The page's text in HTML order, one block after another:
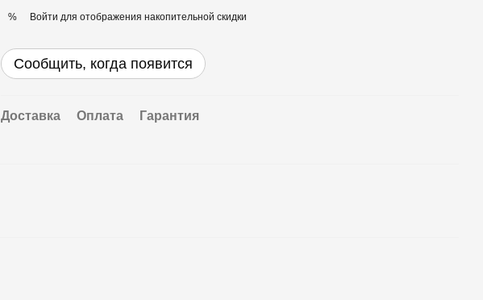
% Войти для отображения накопительной скидки
Сообщить, когда появится
Доставка Оплата Гарантия